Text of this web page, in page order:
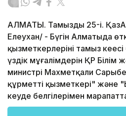
АЛМАТЫ. Тамыздың 25-і.
Елеухан/ - Бүгін Алматыда
қызметкерлерінің тамыз
үздік мұғалімдерін ҚР Білім
министрі Махметқали
құрметті қызметкері" және
кеуде белгілерімен